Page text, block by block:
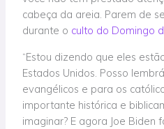
cabeça da areia. Parem de
durante o culto do Domingo
“Estou dizendo que eles
Estados Unidos. Posso
evangélicos e para os
importante histórica e
imaginar? E agora Joe Biden